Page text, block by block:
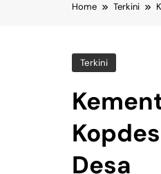
Home Terkini
Terkini
Desa